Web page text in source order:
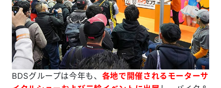
BDSグループは今年も、 各地で開催されるモーターサ